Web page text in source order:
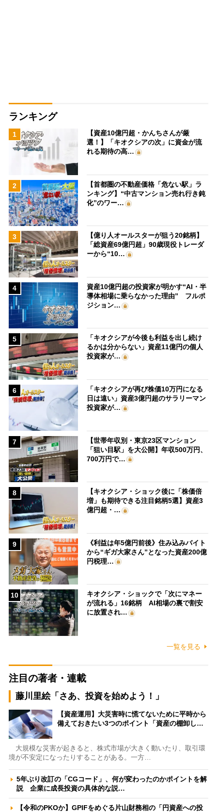
ランキング
1
【資産10億円超・かんちさんが厳
選！】「キオクシアの次」に資金が流
れる期待の高…
2
【首都圏の不動産価格「危ない駅」ラ
ンキング】“中古マンション売れ行き鈍
化”のワー…
3
【億り人オールスターが狙う20銘柄】
「総資産69億円超」90歳現役トレーダ
ーから“10…
4
資産10億円超の投資家が明かす“AI・半
導体相場に乗らなかった理由” フルポ
ジション…
5
「キオクシアが今後も利益を出し続け
るかは分からない」資産11億円の個人
投資家が…
6
「キオクシアが再び株価10万円になる
日は遠い」資産3億円超のサラリーマン
投資家が…
7
【世帯年収別・東京23区マンション
「狙い目駅」を大公開】年収500万円、
700万円で…
8
【キオクシア・ショック後に「株価倍
増」も期待できる注目銘柄5選】資産3
億円超・…
9
《利益は年5億円前後》住み込みバイト
から“ギガ大家さん”となった資産200億
円税理…
10
キオクシア・ショックで「次にマネー
が流れる」16銘柄 AI相場の裏で割安
に放置され…
一覧を見る
注目の著者・連載
藤川里絵「さあ、投資を始めよう！」
【資産運用】大災害時に慌てないために平時から
備えておきたい3つのポイント「資産の棚卸し…
大規模な災害が起きると、株式市場が大きく動いたり、取引環
境が不安定になったりすることがある。一方…
5年ぶり改訂の「CGコード」、何が変わったのかポイントを解
説 企業に成長投資の具体的な説…
【令和のPKOか】GPIFをめぐる片山財務相の「円資産への投